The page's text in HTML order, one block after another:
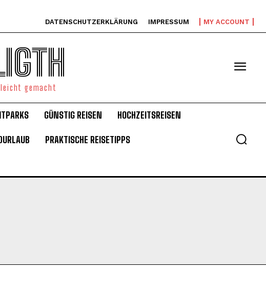
DATENSCHUTZERKLÄRUNG IMPRESSUM MY ACCOUNT
gemacht
GÜNSTIG REISEN HOCHZEITSREISEN
PRAKTISCHE REISETIPPS